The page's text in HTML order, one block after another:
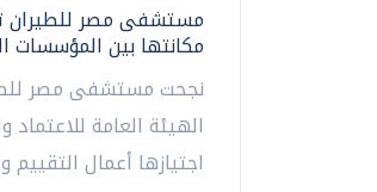
مكانتها بين المؤسسات
نجحت مستشفى مصر
اجتيازها أعمال